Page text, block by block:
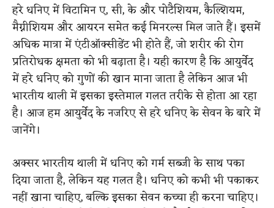
हरे धनिए में विटामिन ए, सी, के और पोटैशियम, कैल्शियम,
मैग्नीशियम और आयरन समेत कई मिनरल्स मिल जाते हैं। इसमें
अधिक मात्रा में एंटीऑक्सीडेंट भी होते हैं, जो शरीर की रोग
प्रतिरोधक क्षमता को भी बढ़ाता है। यही कारण है कि आयुर्वेद
में हरे धनिए को गुणों की खान माना जाता है लेकिन आज भी
भारतीय थाली में इसका इस्तेमाल गलत तरीके से होता आ रहा
है। आज हम आयुर्वेद के नजरिए से हरे धनिए के सेवन के बारे में
जानेंगे।
अक्सर भारतीय थाली में धनिए को गर्म सब्जी के साथ पका
दिया जाता है, लेकिन यह गलत है। धनिए को कभी भी पकाकर
नहीं खाना चाहिए, बल्कि इसका सेवन कच्चा ही करना चाहिए।